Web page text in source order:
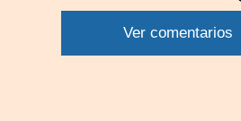
Ver comentarios